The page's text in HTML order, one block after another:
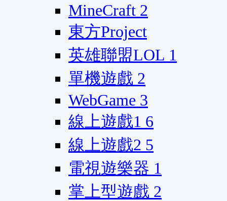
MineCraft 2
東方Project
英雄聯盟LOL 1
單機遊戲 2
WebGame 3
線上遊戲1 6
線上遊戲2 5
電視遊樂器 1
掌上型遊戲 2